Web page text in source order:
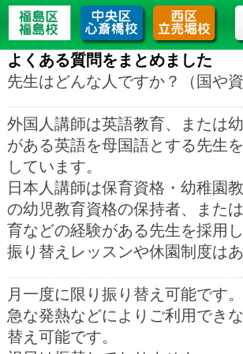
よくある質問をまとめました
先生はどんな人ですか？（国や資格など）
外国人講師は英語教育、または幼児教育の経験
がある英語を母国語とする先生を優先的に採用
しています。
日本人講師は保育資格・幼稚園教諭免許・海外
の幼児教育資格の保持者、または海外で幼児教
育などの経験がある先生を採用しています。
振り替えレッスンや休園制度はありますか？
月一度に限り振り替え可能です。
急な発熱などによりご利用できない場合、振り
替え可能です。
祝日は振替しておりません。
クラスに空きがございましたら随時入園可能で
すが、当スクールへのご入園の際には考査がご
ざいます。
延長はできますか？